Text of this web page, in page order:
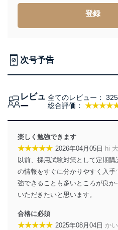
個人情報は、同意を得ずに目
供・開示は行いません。当
法令遵守
に、これらの法令及びその他
当社は、個人情報の正確性及
に、下記セキュリティ対策を
施し、個人情報の漏えい、滅
正に努めます。
アクセス制御
個人データを取り扱う
の不要なアクセスを防
登録
次号予告
レビュ
ー
総合評価：
全てのレビュー：
楽しく勉強できます
★★★★★ 2026年04月05日 hi
以前、採用試験対策として定期
の情報をすぐに分かりやすく入
強できることも多いところが良
いただきたいと思います。
合格に必須
★★★★★ 2025年08月04日 か